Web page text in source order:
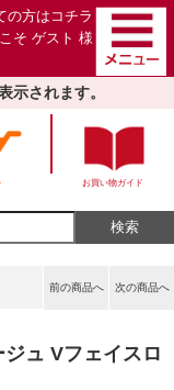
の方は コチラ
そ ゲスト 様
示されます。
お買い物ガイド
次の商品へ
前の商品へ
ュ Vフェイスロ